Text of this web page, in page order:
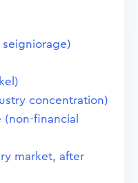
concentration)
financial
market, after